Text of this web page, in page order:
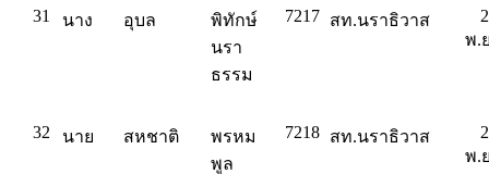
31 นาง อุบล
พิทักษ์
นรา
ธรรม
7217 สท.นราธิวาส
พ.
32 นาย สหชาติ
พรหม
พูล
7218 สท.นราธิวาส
พ.